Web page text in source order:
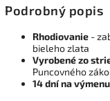
Podrobný popis
Rhodiovanie -
bieleho zlata
Vyrobené zo
Puncovného
14 dní na výmenu